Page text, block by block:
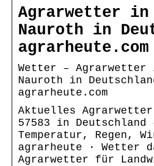
Agrarwetter in
Nauroth in
agrarheute.com
Wetter – Agrarwetter
Nauroth in
agrarheute.com
Aktuelles
57583 in Deutschland
Temperatur, Regen,
agrarheute · Wetter
Agrarwetter für